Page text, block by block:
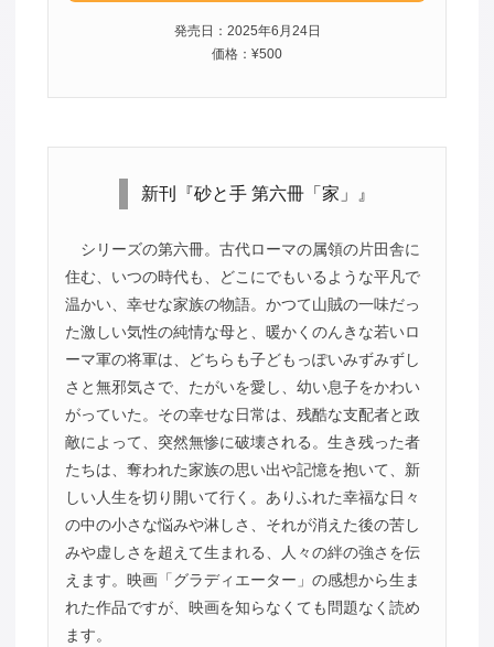
発売日：2025年6月24日
価格：¥500
新刊『砂と手 第六冊「家」』
シリーズの第六冊。古代ローマの属領の片田舎に
住む、いつの時代も、どこにでもいるような平凡で
温かい、幸せな家族の物語。かつて山賊の一味だっ
た激しい気性の純情な母と、暖かくのんきな若いロ
ーマ軍の将軍は、どちらも子どもっぽいみずみずし
さと無邪気さで、たがいを愛し、幼い息子をかわい
がっていた。その幸せな日常は、残酷な支配者と政
敵によって、突然無惨に破壊される。生き残った者
たちは、奪われた家族の思い出や記憶を抱いて、新
しい人生を切り開いて行く。ありふれた幸福な日々
の中の小さな悩みや淋しさ、それが消えた後の苦し
みや虚しさを超えて生まれる、人々の絆の強さを伝
えます。映画「グラディエーター」の感想から生ま
れた作品ですが、映画を知らなくても問題なく読め
ます。